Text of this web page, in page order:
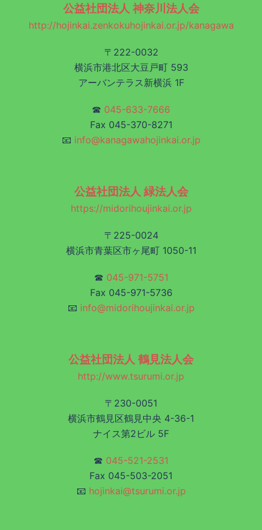
公益社団法人 神奈川法人会
http://hojinkai.zenkokuhojinkai.or.jp/kanagawa
〒222-0032
横浜市港北区大豆戸町 593
アーバンテラス新横浜 1F
☎ 045-633-7666
Fax 045-370-8271
📧 info@kanagawahojinkai.or.jp
公益社団法人 緑法人会
https://midorihoujinkai.or.jp
〒225-0024
横浜市青葉区市ヶ尾町 1050-11
☎ 045-971-5751
Fax 045-971-5736
📧 info@midorihoujinkai.or.jp
公益社団法人 鶴見法人会
http://www.tsurumi.or.jp
〒230-0051
横浜市鶴見区鶴見中央 4-36-1
ナイス第2ビル 5F
☎ 045-521-2531
Fax 045-503-2051
📧 hojinkai@tsurumi.or.jp